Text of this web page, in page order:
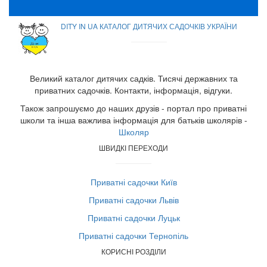
DITY IN UA КАТАЛОГ ДИТЯЧИХ САДОЧКІВ УКРАЇНИ
Великий каталог дитячих садків. Тисячі державних та
приватних садочків. Контакти, інформація, відгуки.
Також запрошуємо до наших друзів - портал про приватні
школи та інша важлива інформація для батьків школярів -
Школяр
ШВИДКІ ПЕРЕХОДИ
Приватні садочки Київ
Приватні садочки Львів
Приватні садочки Луцьк
Приватні садочки Тернопіль
КОРИСНІ РОЗДІЛИ